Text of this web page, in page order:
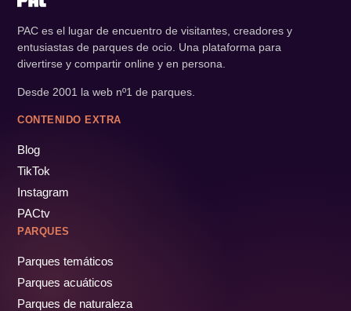
PAC es el lugar de encuentro de visitantes, creadores y
entusiastas de parques de ocio. Una plataforma para
divertirse y compartir online y en persona.
Desde 2001 la web nº1 de parques.
CONTENIDO EXTRA
Blog
TikTok
Instagram
PACtv
PARQUES
Parques temáticos
Parques acuáticos
Parques de naturaleza